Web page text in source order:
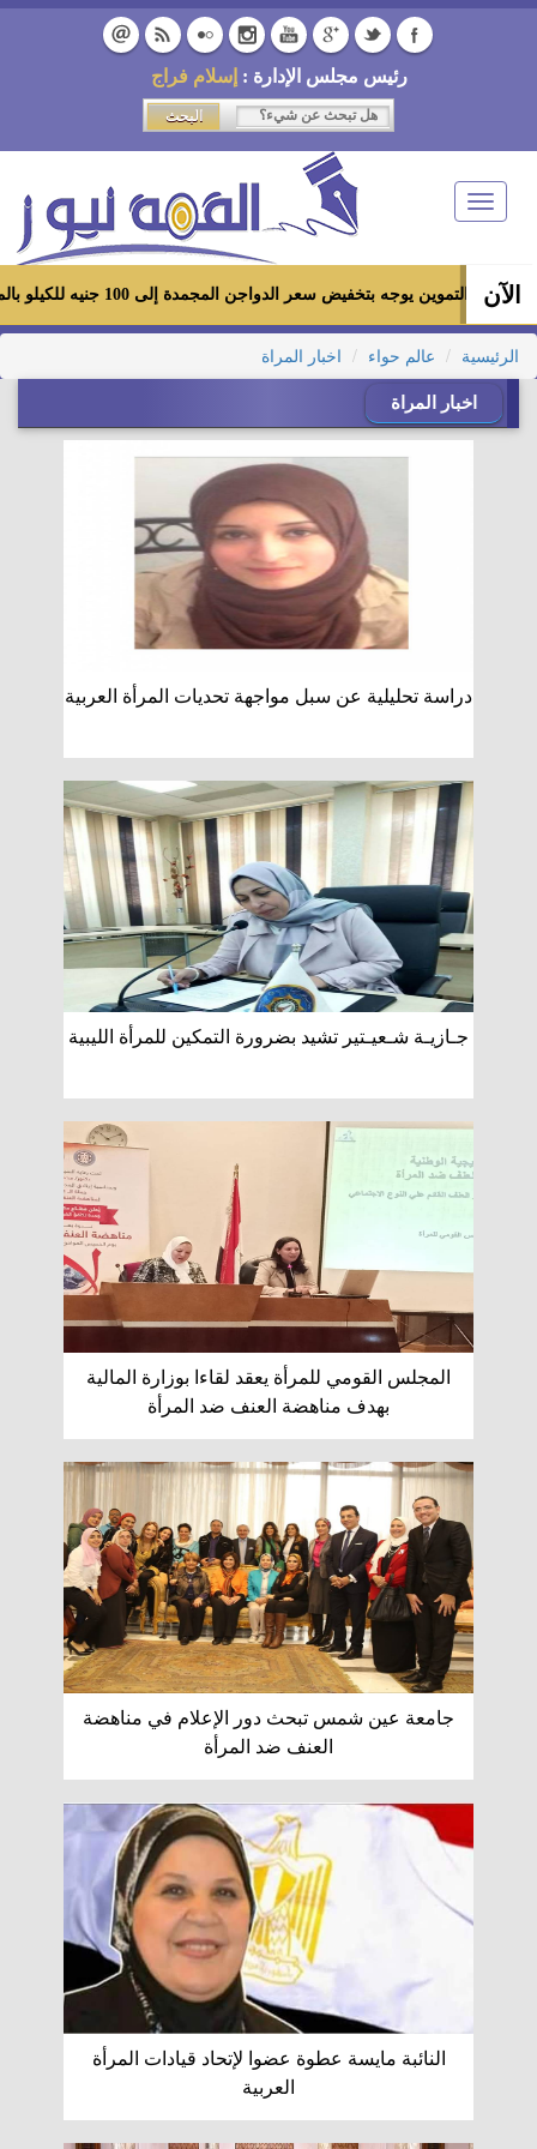
رئيس مجلس الإدارة : إسلام فراج
Toggle
navigation
الآن
وزير التموين يوجه بتخفيض سعر الدواجن المجمدة إلى 100 جنيه للكيلو بالمجمعات الاستهلاكية ومعارض «أهلاً رمضان»
الرئيسية عالم حواء اخبار المراة
اخبار المراة
دراسة تحليلية عن سبل مواجهة تحديات المرأة العربية
جـازيـة شـعيـتير تشيد بضرورة التمكين للمرأة الليبية
المجلس القومي للمرأة يعقد لقاءا بوزارة المالية
بهدف مناهضة العنف ضد المرأة
جامعة عين شمس تبحث دور الإعلام في مناهضة
العنف ضد المرأة
النائبة مايسة عطوة عضوا لإتحاد قيادات المرأة
العربية